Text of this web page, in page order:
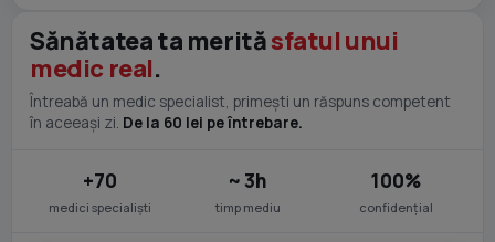
Sănătatea ta merităsfatul unui
medic real.
Întreabă un medic specialist, primești un răspuns competent
în aceeași zi. De la 60 lei pe întrebare.
+70
medici specialiști
~ 3h
timp mediu
100%
confidențial